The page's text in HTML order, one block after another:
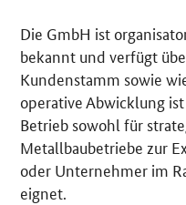
Die GmbH ist
bekannt und verfügt
Kundenstamm sowie
operative Abwicklung
Betrieb sowohl für
Metallbaubetriebe zur
oder Unternehmer im
eignet.